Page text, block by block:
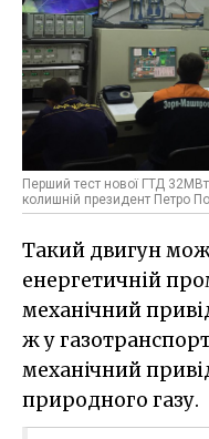
Перший тест нової ГТД
колишній президент Петро
Такий двигун
енергетичній
механічний
ж у
механічний
природного газу.